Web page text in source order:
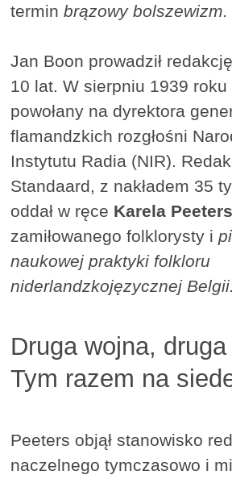
terminbrązowy bolszewizm.
Jan Boon prowadził
10 lat. W sierpniu 1939 roku
powołany na dyrektora
flamandzkich rozgłośni
Instytutu Radia (NIR).
Standaard, z nakładem 35
oddał w ręce Karela
zamiłowanego folklorysty i
naukowej praktyki folkloru
niderlandzkojęzycznej Belgii.
Druga wojna,
Tym razem na
Peeters objął stanowisko
naczelnego tymczasowo i